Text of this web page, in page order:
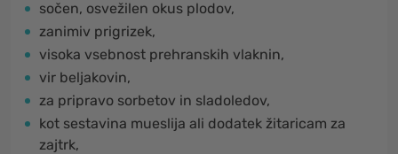
sočen, osvežilen okus plodov,
zanimiv prigrizek,
visoka vsebnost prehranskih vlaknin,
vir beljakovin,
za pripravo sorbetov in sladoledov,
kot sestavina mueslija ali dodatek žitaricam za
zajtrk,